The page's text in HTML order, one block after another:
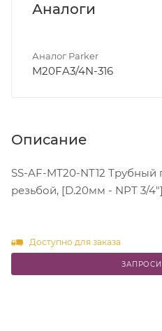
Аналоги
Аналог Parker
M20FA3/4N-316
Описание
SS-AF-MT20-NT12
резьбой, [D.20мм - NPT 3/
Доступно для заказа